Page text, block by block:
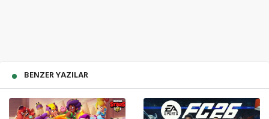
BENZER YAZILAR